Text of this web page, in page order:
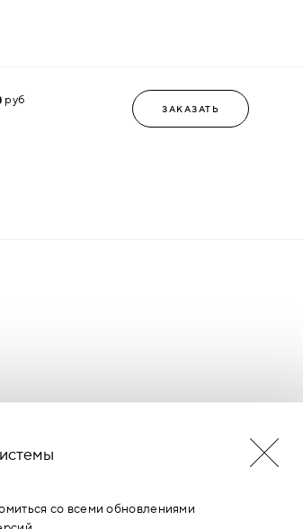
руб
ЗАКАЗАТЬ
БУДЬ В КУРСЕ НОВОСТЕЙ
со всеми обновлениями